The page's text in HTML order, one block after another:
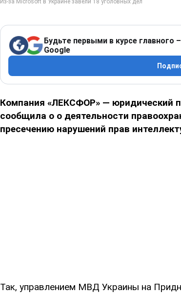
Будьте первыми в курсе главного
Google
Компания «ЛЕКСФОР» — юридический
сообщила о о деятельности
пресечению нарушений прав
Так, управлением МВД Украины на